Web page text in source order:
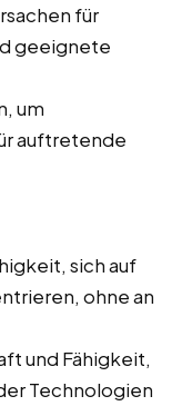
für
geeignete
um
auftretende
sich auf
ohne an
und Fähigkeit,
Technologien